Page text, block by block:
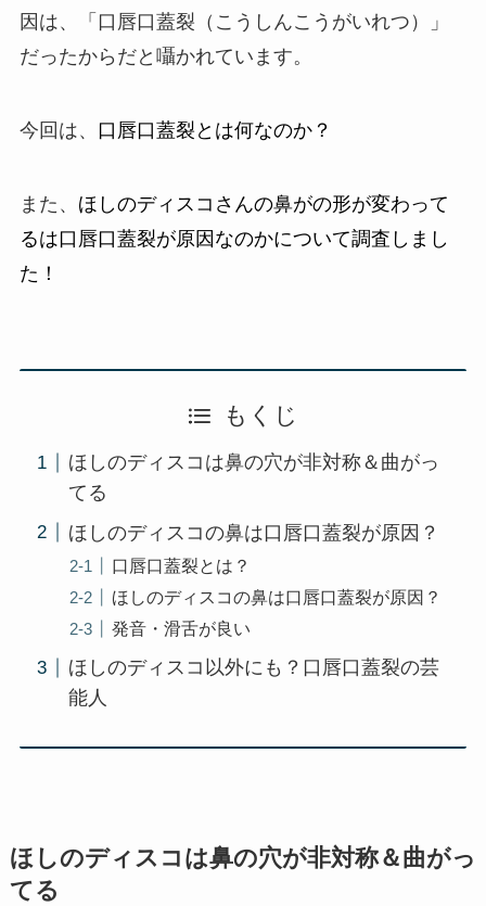
因は、「口唇口蓋裂（こうしんこうがいれつ）」
だったからだと囁かれています。
今回は、 口唇口蓋裂とは何なのか？
また、 ほしのディスコさんの鼻がの形が変わって
るは口唇口蓋裂が原因なのかについて調査しまし
た！
もくじ
ほしのディスコは鼻の穴が非対称＆曲がっ
てる
ほしのディスコの鼻は口唇口蓋裂が原因？
口唇口蓋裂とは？
ほしのディスコの鼻は口唇口蓋裂が原因？
発音・滑舌が良い
ほしのディスコ以外にも？口唇口蓋裂の芸
能人
ほしのディスコは鼻の穴が非対称＆曲がっ
てる